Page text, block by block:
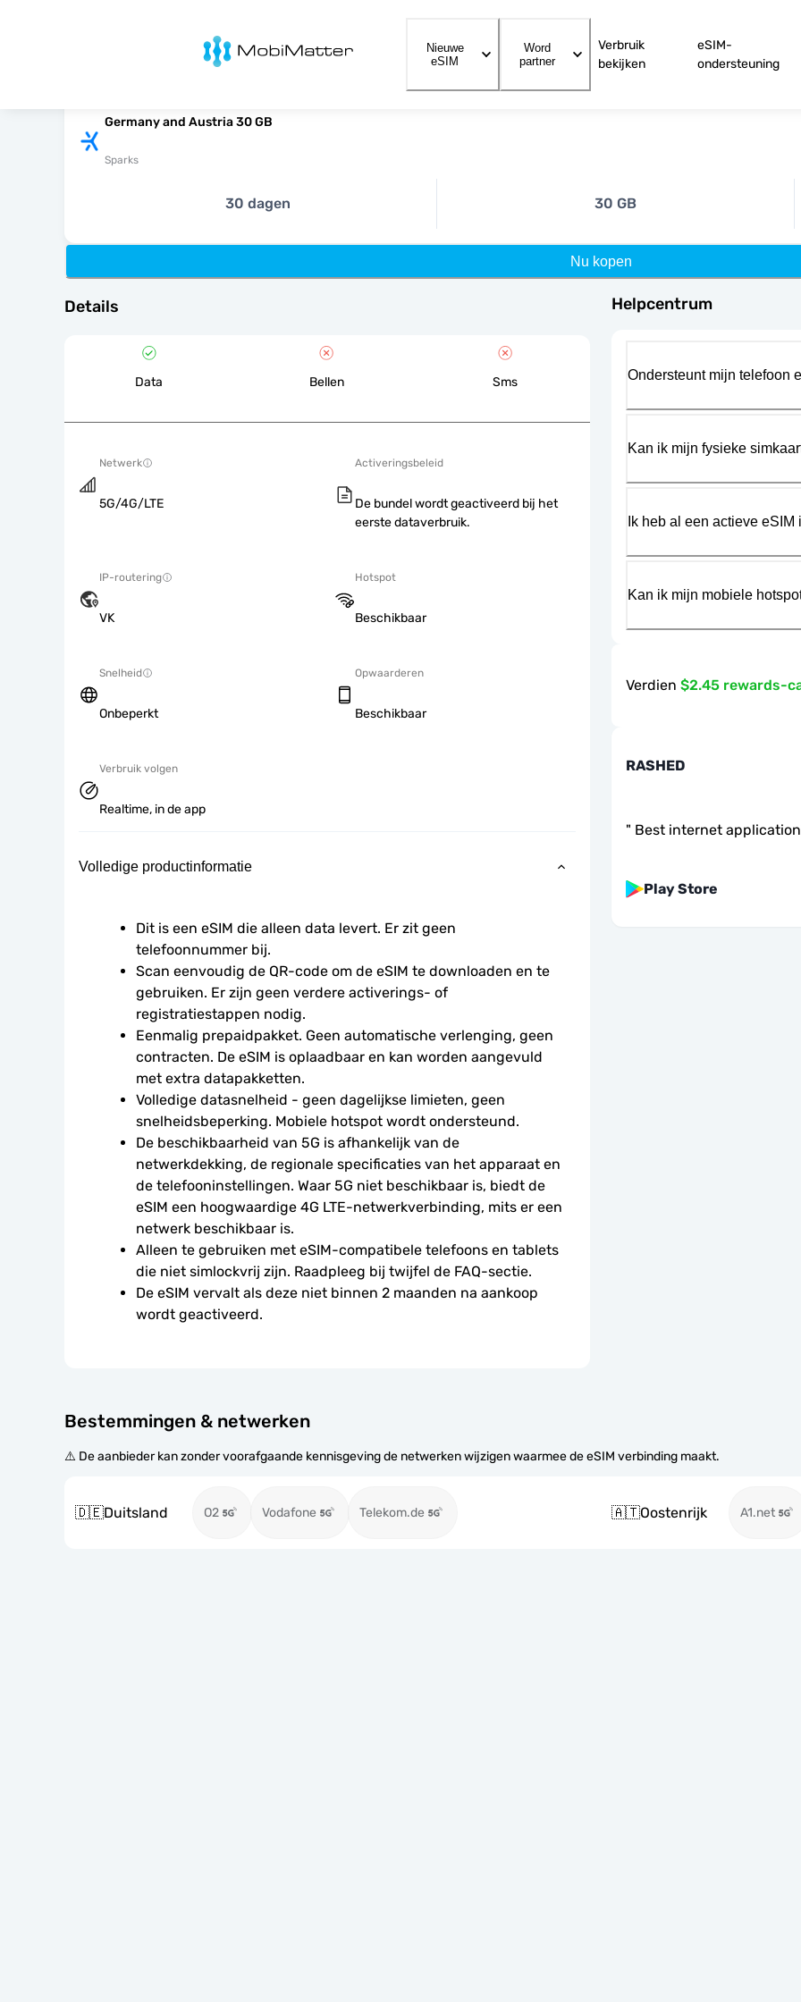
MobiMatter
Nieuwe
eSIM
Word
partner
Verbruik
bekijken
eSIM-
ondersteuning
Germany and Austria 30 GB
Sparks
30 dagen 30 GB
Nu kopen
Details
Data Bellen Sms
Netwerk
5G/4G/LTE
Activeringsbeleid
De bundel wordt geactiveerd bij het
eerste dataverbruik.
IP-routering
VK
Hotspot
Beschikbaar
Snelheid
Onbeperkt
Opwaarderen
Beschikbaar
Verbruik volgen
Realtime, in de app
Volledige productinformatie
Dit is een eSIM die alleen data levert. Er zit geen
telefoonnummer bij.
Scan eenvoudig de QR-code om de eSIM te downloaden en te
gebruiken. Er zijn geen verdere activerings- of
registratiestappen nodig.
Eenmalig prepaidpakket. Geen automatische verlenging, geen
contracten. De eSIM is oplaadbaar en kan worden aangevuld
met extra datapakketten.
Volledige datasnelheid - geen dagelijkse limieten, geen
snelheidsbeperking. Mobiele hotspot wordt ondersteund.
De beschikbaarheid van 5G is afhankelijk van de
netwerkdekking, de regionale specificaties van het apparaat en
de telefooninstellingen. Waar 5G niet beschikbaar is, biedt de
eSIM een hoogwaardige 4G LTE-netwerkverbinding, mits er een
netwerk beschikbaar is.
Alleen te gebruiken met eSIM-compatibele telefoons en tablets
die niet simlockvrij zijn. Raadpleeg bij twijfel de FAQ-sectie.
De eSIM vervalt als deze niet binnen 2 maanden na aankoop
wordt geactiveerd.
Bestemmingen & netwerken
⚠️ De aanbieder kan zonder voorafgaande kennisgeving de netwerken wijzigen waarmee de eSIM verbinding maakt.
🇩🇪Duitsland O2 Vodafone Telekom.de 🇦🇹Oostenrijk A1.net
Helpcentrum
Ondersteunt mijn telefoon
Kan ik mijn fysieke
Ik heb al een actieve
Kan ik mijn mobiele
Verdien $2.45 rewards-
RASHED
" Best internet application
Play Store